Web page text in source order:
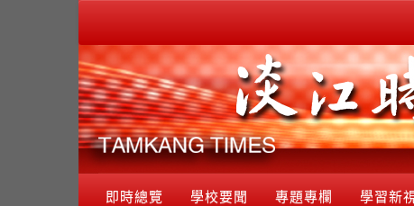
即時總覽 學校要聞 專題專欄 學習新